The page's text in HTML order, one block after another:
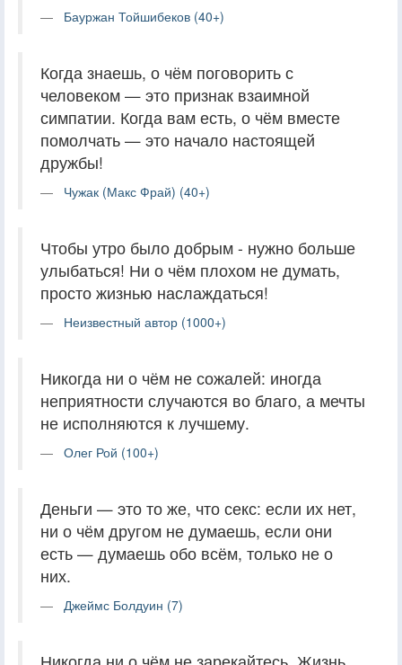
Бауржан Тойшибеков (40+)
Когда знаешь, о чём поговорить с
человеком — это признак взаимной
симпатии. Когда вам есть, о чём вместе
помолчать — это начало настоящей
дружбы!
Чужак (Макс Фрай) (40+)
Чтобы утро было добрым - нужно больше
улыбаться! Ни о чём плохом не думать,
просто жизнью наслаждаться!
Неизвестный автор (1000+)
Никогда ни о чём не сожалей: иногда
неприятности случаются во благо, а мечты
не исполняются к лучшему.
Олег Рой (100+)
Деньги — это то же, что секс: если их нет,
ни о чём другом не думаешь, если они
есть — думаешь обо всём, только не о
них.
Джеймс Болдуин (7)